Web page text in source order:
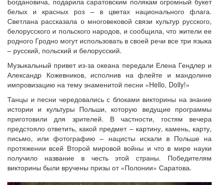
белых и красных роз – в цветах национального флага.
Светлана рассказала о многовековой связи культур русского,
белорусского и польского народов, и сообщила, что жители ее
родного Гродно могут использовать в своей речи все три языка
– русский, польский и белорусский.
Музыкальный привет из-за океана передали Елена Гендлер и
Александр Кожевников, исполнив на флейте и мандолине
импровизацию на тему знаменитой песни «Hello, Dolly!»
Танцы и песни чередовались с блоками викторины на знание
истории и культуры Польши, которую ведущие программы
приготовили для зрителей. В частности, гостям вечера
предстояло ответить, какой предмет – картину, камень, карту,
письмо, или фотографию – нацисты искали в Польше на
протяжении всей Второй мировой войны и что в мире науки
получило название в честь этой страны. Победителям
викторины были вручены призы от «Полонии» Саратова.